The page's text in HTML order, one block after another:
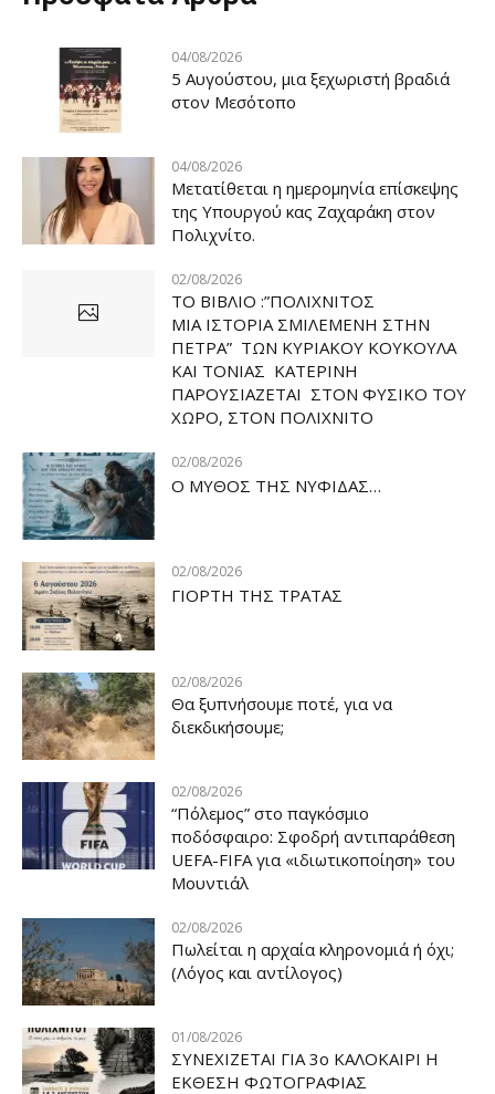
04/08/2026
5 Αυγούστου, μια ξεχωριστή βραδιά
στον Μεσότοπο
04/08/2026
Μετατίθεται η ημερομηνία επίσκεψης
της Υπουργού κας Ζαχαράκη στον
Πολιχνίτο.
02/08/2026
ΤΟ ΒΙΒΛΙΟ :”ΠΟΛΙΧΝΙΤΟΣ
ΜΙΑ ΙΣΤΟΡΙΑ ΣΜΙΛΕΜΕΝΗ ΣΤΗΝ
ΠΕΤΡΑ” ΤΩΝ ΚΥΡΙΑΚΟΥ ΚΟΥΚΟΥΛΑ
ΚΑΙ ΤΟΝΙΑΣ ΚΑΤΕΡΙΝΗ
ΠΑΡΟΥΣΙΑΖΕΤΑΙ ΣΤΟΝ ΦΥΣΙΚΟ ΤOY
ΧΩΡΟ, ΣΤΟΝ ΠΟΛΙΧΝΙΤΟ
02/08/2026
Ο ΜΥΘΟΣ ΤΗΣ ΝΥΦΙΔΑΣ…
02/08/2026
ΓΙΟΡΤΗ ΤΗΣ ΤΡΑΤΑΣ
02/08/2026
Θα ξυπνήσουμε ποτέ, για να
διεκδικήσουμε;
02/08/2026
“Πόλεμος” στο παγκόσμιο
ποδόσφαιρο: Σφοδρή αντιπαράθεση
UEFA-FIFA για «ιδιωτικοποίηση» του
Μουντιάλ
02/08/2026
Πωλείται η αρχαία κληρονομιά ή όχι;
(Λόγος και αντίλογος)
01/08/2026
ΣΥΝΕΧΙΖΕΤΑΙ ΓΙΑ 3ο ΚΑΛΟΚΑΙΡΙ Η
ΕΚΘΕΣΗ ΦΩΤΟΓΡΑΦΙΑΣ